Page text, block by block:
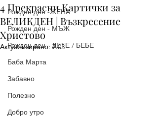
Рожден ден -ЖЕНА
Рожден ден - МЪЖ
Рожден ден - ДЕТЕ / БЕБЕ
Баба Марта
Забавно
Полезно
Добро утро
4 Прекрасни Картички за
ВЕЛИКДЕН | Възкресение
Христово
Актуализирано:7.03